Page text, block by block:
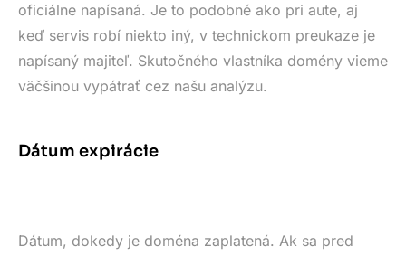
oficiálne napísaná. Je to podobné ako pri aute, aj
keď servis robí niekto iný, v technickom preukaze je
napísaný majiteľ. Skutočného vlastníka domény vieme
väčšinou vypátrať cez našu analýzu.
Dátum expirácie
Dátum, dokedy je doména zaplatená. Ak sa pred